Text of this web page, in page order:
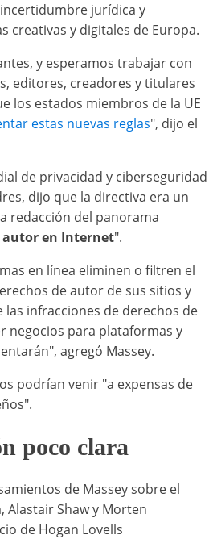
jurídica y
creativas y digitales de Europa.
y esperamos trabajar con
editores, creadores y titulares
los estados miembros de la UE
estas nuevas reglas", dijo el
de privacidad y ciberseguridad
dijo que la directiva era un
redacción del panorama
autor en Internet".
en línea eliminen o filtren el
de autor de sus sitios y
las infracciones de derechos de
negocios para plataformas y
agregó Massey.
podrían venir "a expensas de
poco clara
de Massey sobre el
Alastair Shaw y Morten
de Hogan Lovells